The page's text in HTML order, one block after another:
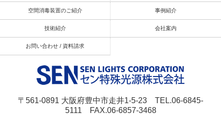
空間消毒装置のご紹介 事例紹介
技術紹介 会社案内
お問い合わせ / 資料請求
〒561-0891 大阪府豊中市走井1-5-23 TEL.06-6845-
5111 FAX.06-6857-3468